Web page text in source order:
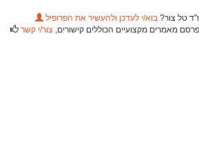
טל צור? בוא/י לעדכן ולהעשיר את הפרופיל
מאמרים מקצועיים הכוללים קישורים, צור/י קשר